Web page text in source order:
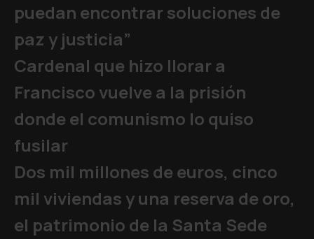
puedan encontrar soluciones de
paz y justicia”
Cardenal que hizo llorar a
Francisco vuelve a la prisión
donde el comunismo lo quiso
fusilar
Dos mil millones de euros, cinco
mil viviendas y una reserva de oro,
el patrimonio de la Santa Sede